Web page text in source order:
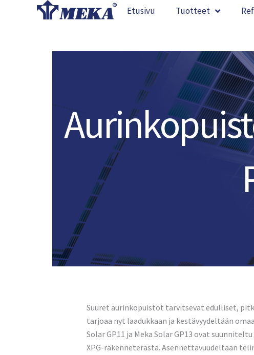
Etusivu Tuotteet
Suuret aurinkopuistot tarvitsevat edulliset,
tarjoaa nyt laadukkaan ja kestävyydeltään
Solar GP11 ja Meka Solar GP13 ovat
XPG-rakenneterästä. Asennettavuudeltaan